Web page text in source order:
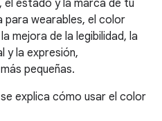
el estado y la marca de tu
para wearables, el color
mejora de la legibilidad, la
y la expresión,
pequeñas.
explica cómo usar el color